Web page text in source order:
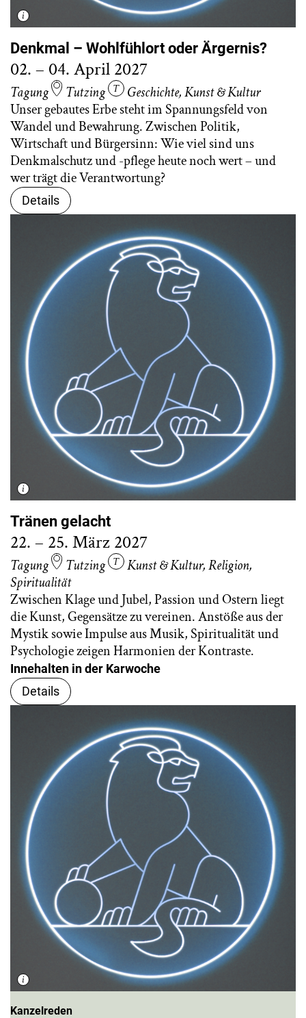
Denkmal – Wohlfühlort oder Ärgernis?
02. – 04. April 2027
Tagung Tutzing Geschichte,Kunst & Kultur
Unser gebautes Erbe steht im Spannungsfeld von
Wandel und Bewahrung. Zwischen Politik,
Wirtschaft und Bürgersinn: Wie viel sind uns
Denkmalschutz und -pflege heute noch wert – und
wer trägt die Verantwortung?
Details
Tränen gelacht
22. – 25. März 2027
Tagung Tutzing Kunst & Kultur,Religion,
Spiritualität
Zwischen Klage und Jubel, Passion und Ostern liegt
die Kunst, Gegensätze zu vereinen. Anstöße aus der
Mystik sowie Impulse aus Musik, Spiritualität und
Psychologie zeigen Harmonien der Kontraste.
Innehalten in der Karwoche
Details
Kanzelreden